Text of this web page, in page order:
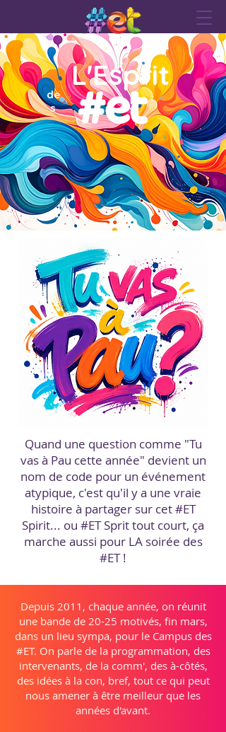
L'Esprit
de
s
Quand une question comme "Tu
vas à Pau cette année" devient un
nom de code pour un événement
atypique, c'est qu'il y a une vraie
histoire à partager sur cet #ET
Spirit... ou #ET Sprit tout court, ça
marche aussi pour LA soirée des
#ET !
Depuis 2011, chaque année, on réunit
une bande de 20-25 motivés, fin mars,
dans un lieu sympa, pour le Campus des
#ET. On parle de la programmation, des
intervenants, de la comm', des à-côtés,
des idées à la con, bref, tout ce qui peut
nous amener à être meilleur que les
années d'avant.